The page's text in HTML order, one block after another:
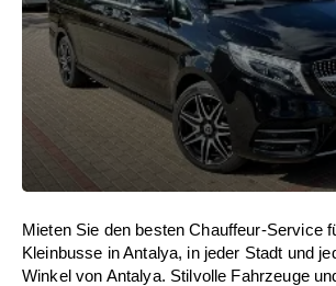
Mieten Sie den besten Chauffeur-Service
Kleinbusse in Antalya, in jeder Stadt und
Winkel von Antalya. Stilvolle Fahrzeuge